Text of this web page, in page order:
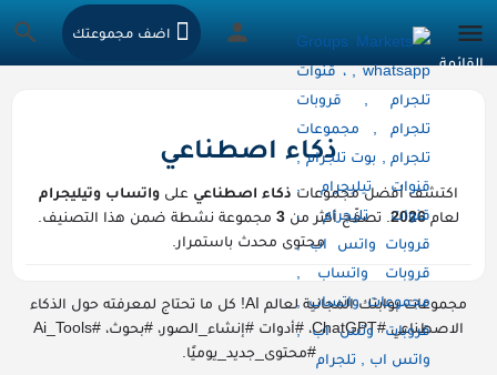
اضف مجموعتك
ذكاء اصطناعي
اكتشف أفضل مجموعات ذكاء اصطناعي على واتساب وتيليجرام
لعام2026 . تصفّح أكثر من 3 مجموعة نشطة ضمن هذا التصنيف.
محتوى محدث باستمرار.
مجموعات بوابتك المجانية لعالم AI! كل ما تحتاج لمعرفته حول الذكاء
الاصطناعي #ChatGPT، #أدوات #إنشاء_الصور، #بحوث، #Ai_Tools
#محتوى_جديد_يوميًا.